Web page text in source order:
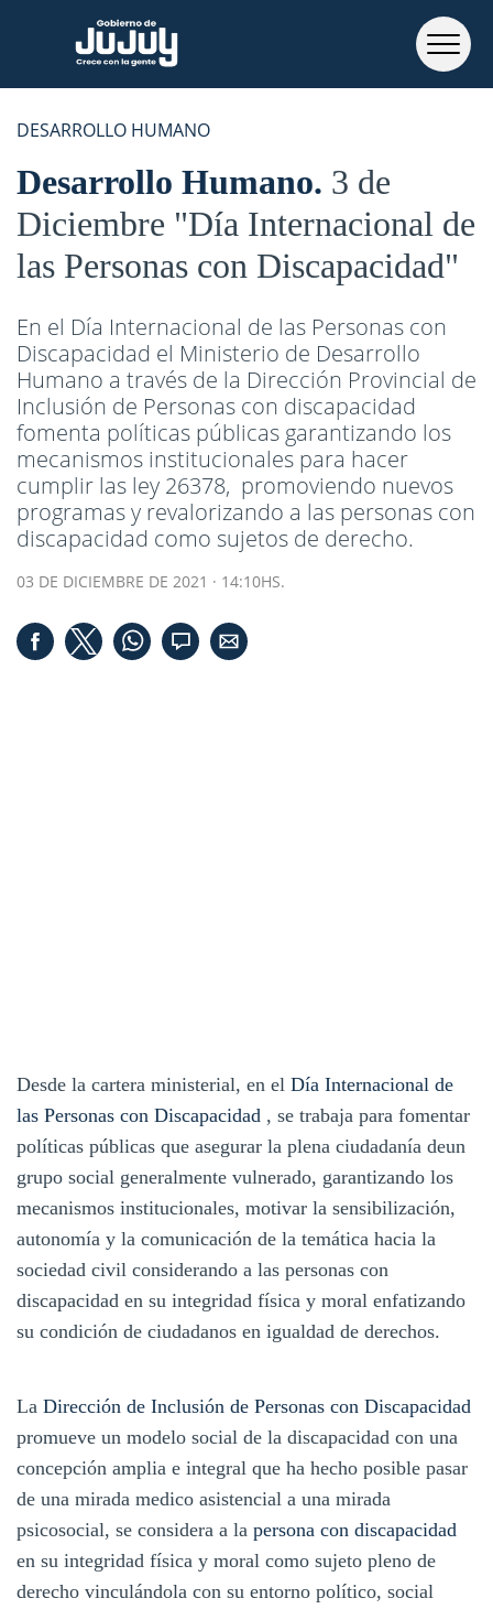
DESARROLLO HUMANO
Desarrollo Humano 3 de
Diciembre "Día Internacional de
las Personas con Discapacidad"
En el Día Internacional de las Personas con
Discapacidad el Ministerio de Desarrollo
Humano a través de la Dirección Provincial de
Inclusión de Personas con discapacidad
fomenta políticas públicas garantizando los
mecanismos institucionales para hacer
cumplir las ley 26378, promoviendo nuevos
programas y revalorizando a las personas con
discapacidad como sujetos de derecho.
03 DE DICIEMBRE DE 2021 · 14:10HS.
Desde la cartera ministerial, en el Día Internacional de
las Personas con Discapacidad , se trabaja para fomentar
políticas públicas que asegurar la plena ciudadanía deun
grupo social generalmente vulnerado, garantizando los
mecanismos institucionales, motivar la sensibilización,
autonomía y la comunicación de la temática hacia la
sociedad civil considerando a las personas con
discapacidad en su integridad física y moral enfatizando
su condición de ciudadanos en igualdad de derechos.
La Dirección de Inclusión de Personas con Discapacidad
promueve un modelo social de la discapacidad con una
concepción amplia e integral que ha hecho posible pasar
de una mirada medico asistencial a una mirada
psicosocial, se considera a la persona con discapacidad
en su integridad física y moral como sujeto pleno de
derecho vinculándola con su entorno político, social